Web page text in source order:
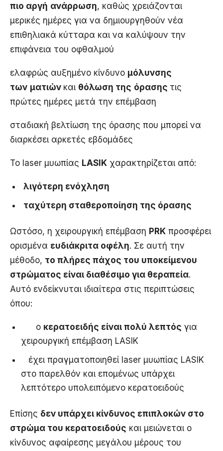
πιο αργή ανάρρωση, καθώς χρειάζονται
μερικές ημέρες για να δημιουργηθούν νέα
επιθηλιακά κύτταρα και να καλύψουν την
επιφάνεια του οφθαλμού
ελαφρώς αυξημένο κίνδυνο μόλυνσης
των ματιών και θόλωση της όρασης τις
πρώτες ημέρες μετά την επέμβαση
σταδιακή βελτίωση της όρασης που μπορεί να
διαρκέσει αρκετές εβδομάδες
Το laser μυωπίας LASIK χαρακτηρίζεται από:
λιγότερη ενόχληση
ταχύτερη σταθεροποίηση της όρασης
Ωστόσο, η χειρουργική επέμβαση PRK προσφέρει
ορισμένα ευδιάκριτα οφέλη. Σε αυτή την
μέθοδο, το πλήρες πάχος του υποκείμενου
στρώματος είναι διαθέσιμο για θεραπεία.
Αυτό ενδείκνυται ιδιαίτερα στις περιπτώσεις
όπου:
ο κερατοειδής είναι πολύ λεπτός για
χειρουργική επέμβαση LASIK
έχει πραγματοποιηθεί laser μυωπίας LASIK
στο παρελθόν και επομένως υπάρχει
λεπτότερο υπολειπόμενο κερατοειδούς
Επίσης δεν υπάρχει κίνδυνος επιπλοκών στο
στρώμα του κερατοειδούς και μειώνεται ο
κίνδυνος αφαίρεσης μεγάλου μέρους του